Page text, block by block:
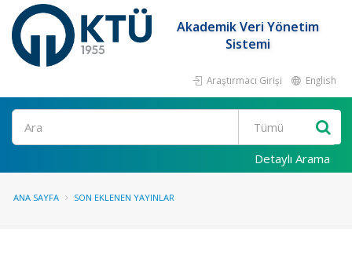
Akademik Veri Yönetim
Sistemi
Araştırmacı Girişi English
Ara
Detaylı Arama
ANA SAYFA SON EKLENEN YAYINLAR